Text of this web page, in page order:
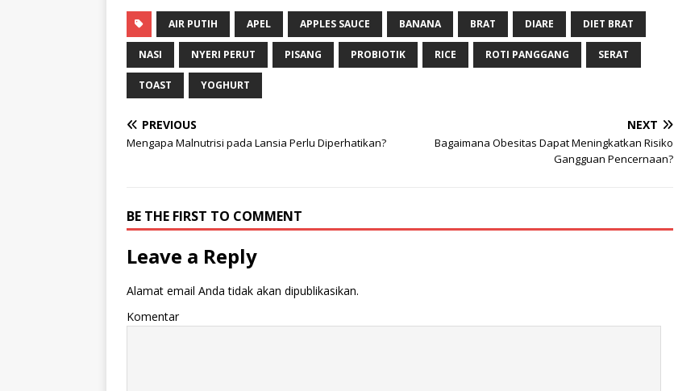
AIR PUTIH APEL APPLES SAUCE BANANA BRAT DIARE DIET BRAT
NASI NYERI PERUT PISANG PROBIOTIK RICE ROTI PANGGANG SERAT
TOAST YOGHURT
PREVIOUS
Mengapa Malnutrisi pada Lansia Perlu Diperhatikan?
NEXT
Bagaimana Obesitas Dapat Meningkatkan Risiko
Gangguan Pencernaan?
BE THE FIRST TO COMMENT
Leave a Reply
Alamat email Anda tidak akan dipublikasikan.
Komentar